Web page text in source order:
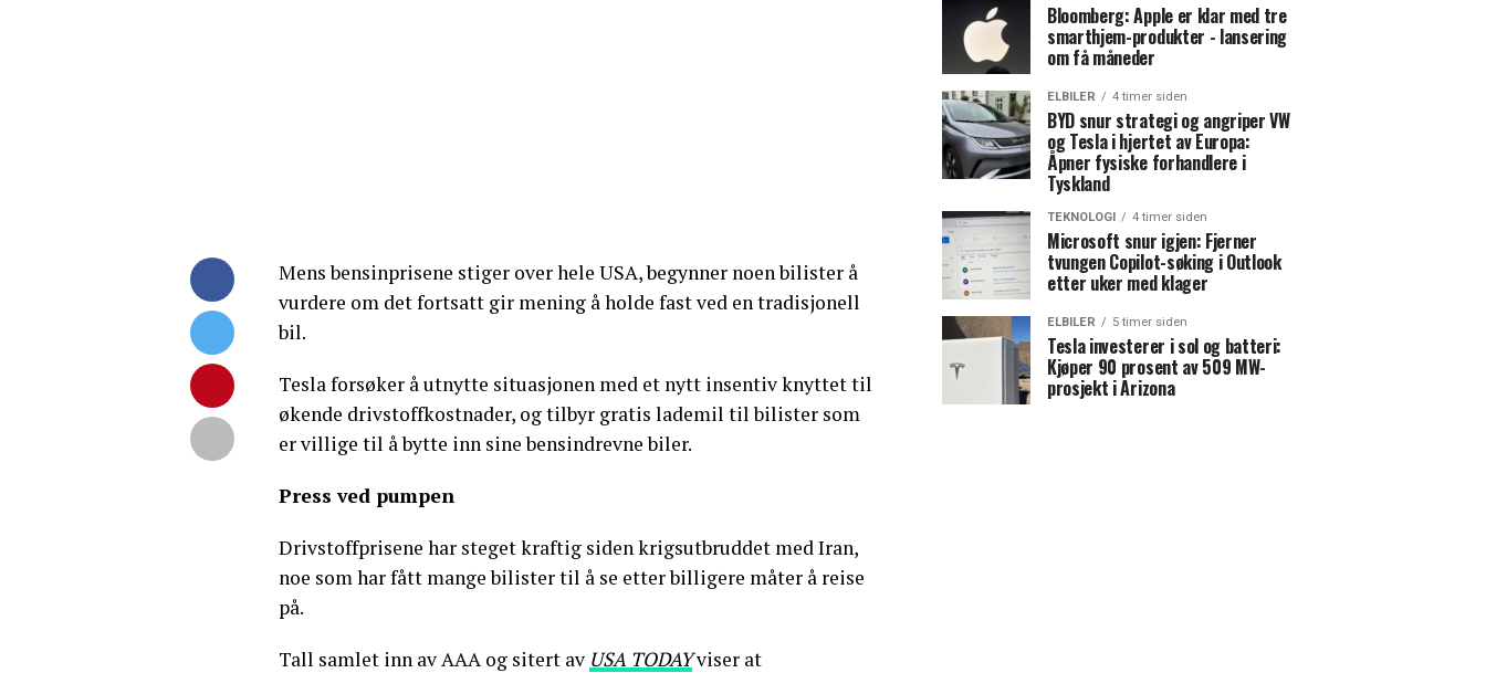
Mens bensinprisene stiger over hele USA, begynner noen bilister å
vurdere om det fortsatt gir mening å holde fast ved en tradisjonell
bil.
Tesla forsøker å utnytte situasjonen med et nytt insentiv knyttet til
økende drivstoffkostnader, og tilbyr gratis lademil til bilister som
er villige til å bytte inn sine bensindrevne biler.
Press ved pumpen
Drivstoffprisene har steget kraftig siden krigsutbruddet med Iran,
noe som har fått mange bilister til å se etter billigere måter å reise
på.
Tall samlet inn av AAA og sitert av USA TODAYviser at
Bloomberg: Apple er klar med tre
smarthjem-produkter - lansering
om få måneder
ELBILER 4 timer siden
BYD snur strategi og angriper VW
og Tesla i hjertet av Europa:
Åpner fysiske forhandlere i
Tyskland
TEKNOLOGI 4 timer siden
Microsoft snur igjen: Fjerner
tvungen Copilot-søking i Outlook
etter uker med klager
ELBILER 5 timer siden
Tesla investerer i sol og batteri:
Kjøper 90 prosent av 509 MW-
prosjekt i Arizona